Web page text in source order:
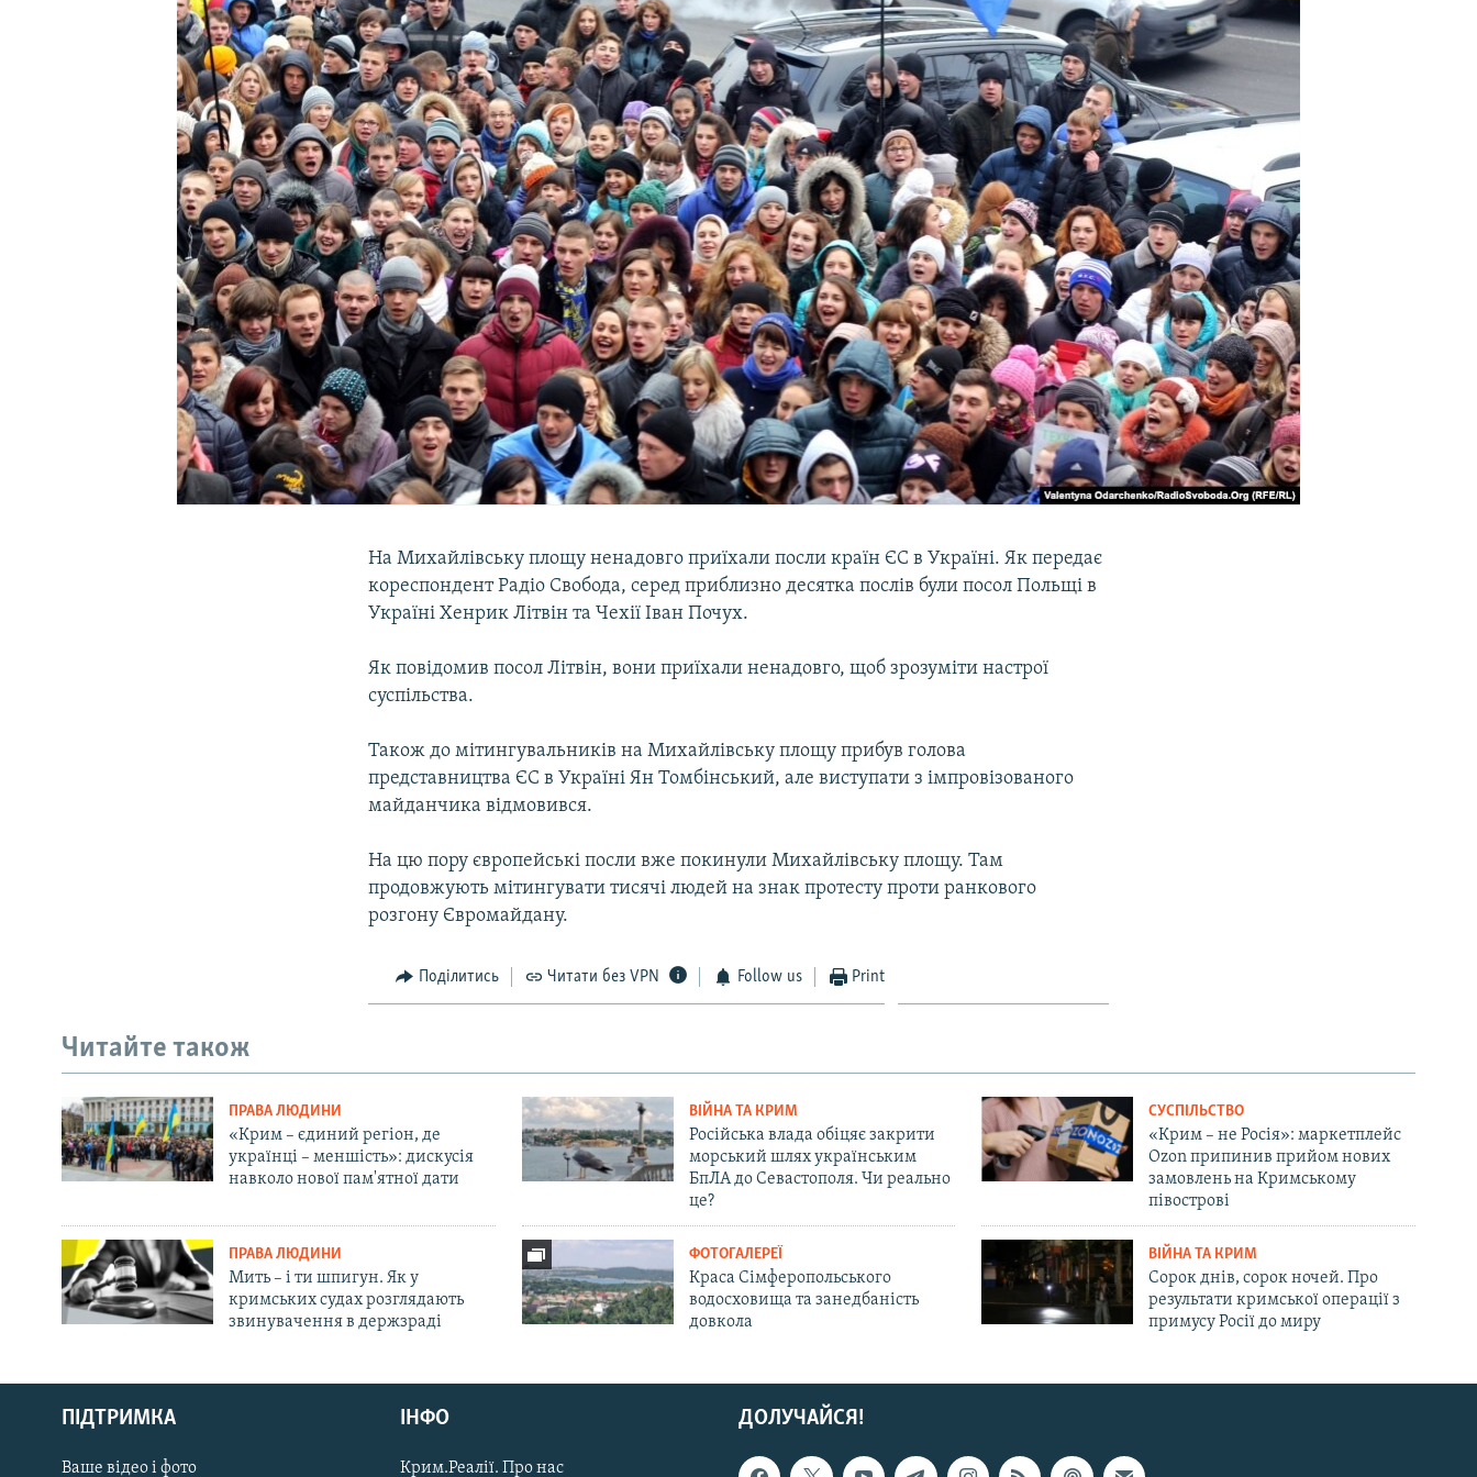
УКРАЇНСЬКА ПРОБЛЕМА КРИМУ
Русский
Qırımtatar
На Михайлівську площу ненадовго приїхали посли країн ЄС в Україні. Як передає
кореспондент Радіо Свобода, серед приблизно десятка послів були посол Польщі в
Україні Хенрик Літвін та Чехії Іван Почух.
Як повідомив посол Літвін, вони приїхали ненадовго, щоб зрозуміти настрої
суспільства.
Також до мітингувальників на Михайлівську площу прибув голова
представництва ЄС в Україні Ян Томбінський, але виступати з імпровізованого
майданчика відмовився.
На цю пору європейські посли вже покинули Михайлівську площу. Там
продовжують мітингувати тисячі людей на знак протесту проти ранкового
розгону Євромайдану.
Поділитись Читати без VPN Follow us Print
Читайте також
ПРАВА ЛЮДИНИ
«Крим – єдиний регіон, де
українці – меншість»: дискусія
навколо нової пам'ятної дати
ВІЙНА ТА КРИМ
Російська влада обіцяє закрити
морський шлях українським
БпЛА до Севастополя. Чи реально
це?
СУСПІЛЬСТВО
«Крим – не Росія»: маркетплейс
Ozon припинив прийом нових
замовлень на Кримському
півострові
ПРАВА ЛЮДИНИ
Мить – і ти шпигун. Як у
кримських судах розглядають
звинувачення в держзраді
ФОТОГАЛЕРЕЇ
Краса Сімферопольського
водосховища та занедбаність
довкола
ВІЙНА ТА КРИМ
Сорок днів, сорок ночей. Про
результати кримської операції з
примусу Росії до миру
ДОЛУЧАЙСЯ!
ПІДТРИМКА
Ваше відео і фото
ІНФО
Крим.Реалії. Про нас